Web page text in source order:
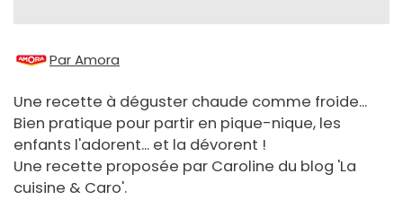
Par Amora
Une recette à déguster chaude comme froide...
Bien pratique pour partir en pique-nique, les
enfants l'adorent... et la dévorent !
Une recette proposée par Caroline du blog 'La
cuisine & Caro'.